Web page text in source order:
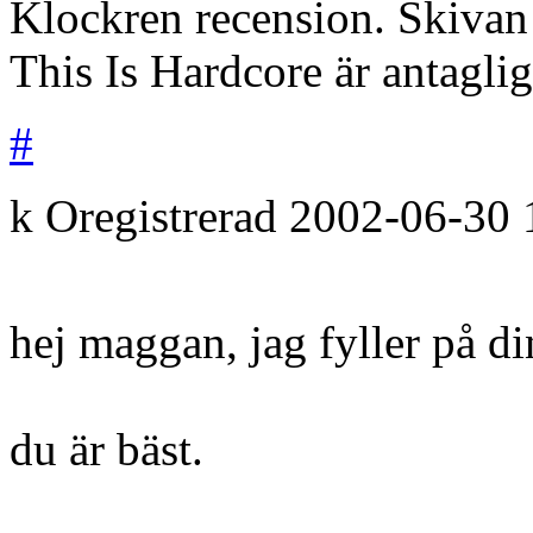
Klockren recension.
This Is Hardcore är
#
k Oregistrerad 2002-06-30
hej maggan, jag fyller på
du är bäst.